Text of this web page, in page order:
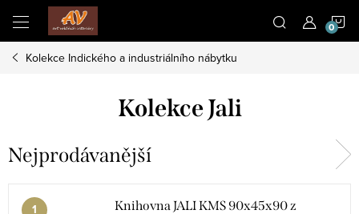
obsah
Kolekce Indického a industriálního nábytku
Kolekce Jali
Nejprodávanější
Knihovna JALI KMS 90x45x90 z